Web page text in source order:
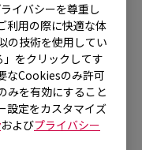
イバシーを尊重し
利用の際に快適な体
の技術を使用してい
をクリックしてす
なCookiesのみ許可
みを有効にすること
設定をカスタマイズ
およびプライバシー
(27")